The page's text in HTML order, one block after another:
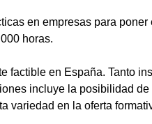
en empresas para poner
horas.
factible en España. Tanto
incluye la posibilidad de
variedad en la oferta